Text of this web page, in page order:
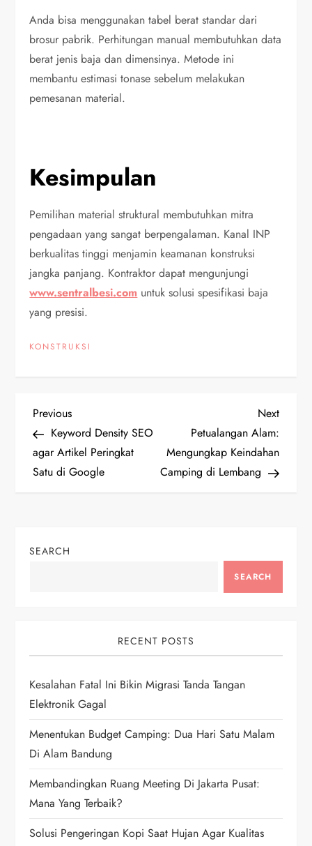
Anda bisa menggunakan tabel berat standar dari
brosur pabrik. Perhitungan manual membutuhkan data
berat jenis baja dan dimensinya. Metode ini
membantu estimasi tonase sebelum melakukan
pemesanan material.
Kesimpulan
Pemilihan material struktural membutuhkan mitra
pengadaan yang sangat berpengalaman. Kanal INP
berkualitas tinggi menjamin keamanan konstruksi
jangka panjang. Kontraktor dapat mengunjungi
www.sentralbesi.com untuk solusi spesifikasi baja
yang presisi.
KONSTRUKSI
P
o
s
n
i
g
a
t
i
o
Previous
Post
Previous
Keyword Density SEO
agar Artikel Peringkat
Satu di Google
Next
Post
Next
Petualangan Alam:
Mengungkap Keindahan
Camping di Lembang
SEARCH
SEARCH
RECENT POSTS
Kesalahan Fatal Ini Bikin Migrasi Tanda Tangan
Elektronik Gagal
Menentukan Budget Camping: Dua Hari Satu Malam
Di Alam Bandung
Membandingkan Ruang Meeting Di Jakarta Pusat:
Mana Yang Terbaik?
Solusi Pengeringan Kopi Saat Hujan Agar Kualitas